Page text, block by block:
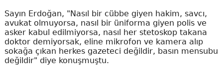
Sayın Erdoğan, "Nasıl bir cübbe giyen hakim, savcı,
avukat olmuyorsa, nasıl bir üniforma giyen polis ve
asker kabul edilmiyorsa, nasıl her stetoskop takana
doktor demiyorsak, eline mikrofon ve kamera alıp
sokağa çıkan herkes gazeteci değildir, basın mensubu
değildir" diye konuşmuştu.